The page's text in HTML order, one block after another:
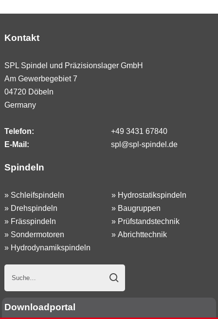
Kontakt
SPL Spindel und Präzisionslager GmbH
Am Gewerbegebiet 7
04720 Döbeln
Germany
Telefon:
+49 3431 67840
E-Mail:
spl@spl-spindel.de
Spindeln
» Schleifspindeln
» Drehspindeln
» Frässpindeln
» Sondermotoren
» Hydrodynamikspindeln
» Hydrostatikspindeln
» Baugruppen
» Prüfstandstechnik
» Abrichttechnik
Downloadportal